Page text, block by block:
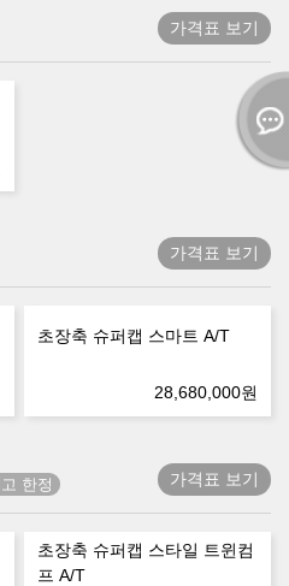
가격표 보기
가격표 보기
초장축 슈퍼캡 스마트 A/T
28,680,000원
가격표 보기
초장축 슈퍼캡 스타일 트윈컴
프 A/T